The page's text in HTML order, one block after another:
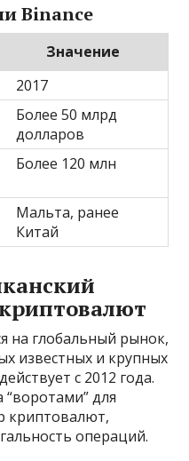
Binance
Значение
2017
Более 50 млрд
долларов
Более 120 млн
Мальта, ранее
Китай
на глобальный рынок,
известных и крупных
с 2012 года.
“воротами” для
криптовалют,
операций.